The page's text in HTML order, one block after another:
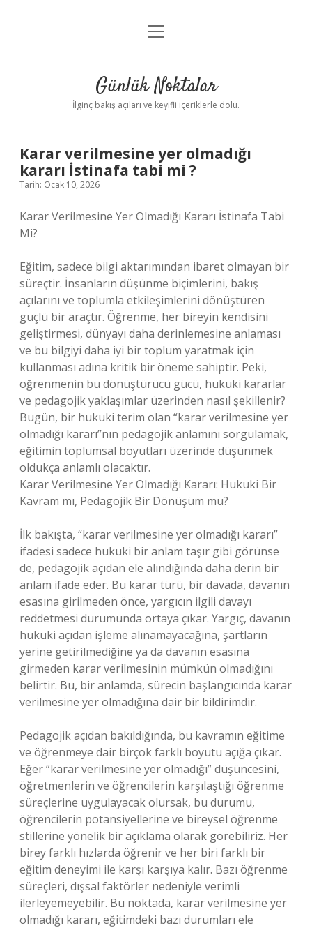
Anasayfa
Yasal Uyarı
menüyü
Günlük Noktalar
İlginç bakış açıları ve keyifli içeriklerle dolu.
Karar verilmesine yer olmadığı
kararı İstinafa tabi mi ?
Tarih: Ocak 10, 2026
Karar Verilmesine Yer Olmadığı Kararı İstinafa Tabi
Mi?
Eğitim, sadece bilgi aktarımından ibaret olmayan bir
süreçtir. İnsanların düşünme biçimlerini, bakış
açılarını ve toplumla etkileşimlerini dönüştüren
güçlü bir araçtır. Öğrenme, her bireyin kendisini
geliştirmesi, dünyayı daha derinlemesine anlaması
ve bu bilgiyi daha iyi bir toplum yaratmak için
kullanması adına kritik bir öneme sahiptir. Peki,
öğrenmenin bu dönüştürücü gücü, hukuki kararlar
ve pedagojik yaklaşımlar üzerinden nasıl şekillenir?
Bugün, bir hukuki terim olan “karar verilmesine yer
olmadığı kararı”nın pedagojik anlamını sorgulamak,
eğitimin toplumsal boyutları üzerinde düşünmek
oldukça anlamlı olacaktır.
Karar Verilmesine Yer Olmadığı Kararı: Hukuki Bir
Kavram mı, Pedagojik Bir Dönüşüm mü?
İlk bakışta, “karar verilmesine yer olmadığı kararı”
ifadesi sadece hukuki bir anlam taşır gibi görünse
de, pedagojik açıdan ele alındığında daha derin bir
anlam ifade eder. Bu karar türü, bir davada, davanın
esasına girilmeden önce, yargıcın ilgili davayı
reddetmesi durumunda ortaya çıkar. Yargıç, davanın
hukuki açıdan işleme alınamayacağına, şartların
yerine getirilmediğine ya da davanın esasına
girmeden karar verilmesinin mümkün olmadığını
belirtir. Bu, bir anlamda, sürecin başlangıcında karar
verilmesine yer olmadığına dair bir bildirimdir.
Pedagojik açıdan bakıldığında, bu kavramın eğitime
ve öğrenmeye dair birçok farklı boyutu açığa çıkar.
Eğer “karar verilmesine yer olmadığı” düşüncesini,
öğretmenlerin ve öğrencilerin karşılaştığı öğrenme
süreçlerine uygulayacak olursak, bu durumu,
öğrencilerin potansiyellerine ve bireysel öğrenme
stillerine yönelik bir açıklama olarak görebiliriz. Her
birey farklı hızlarda öğrenir ve her biri farklı bir
eğitim deneyimi ile karşı karşıya kalır. Bazı öğrenme
süreçleri, dışsal faktörler nedeniyle verimli
ilerleyemeyebilir. Bu noktada, karar verilmesine yer
olmadığı kararı, eğitimdeki bazı durumları ele